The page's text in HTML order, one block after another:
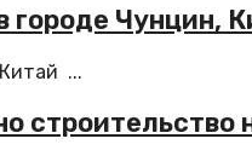
городе Чунцин,
...